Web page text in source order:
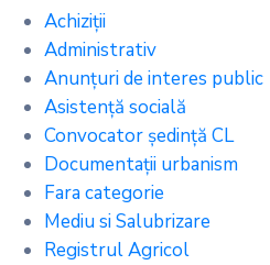
Achiziții
Administrativ
Anunțuri de interes public
Asistență socială
Convocator ședință CL
Documentații urbanism
Fara categorie
Mediu si Salubrizare
Registrul Agricol